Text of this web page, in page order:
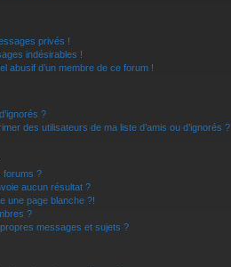
privés !
indésirables !
abusif d’un membre de ce forum !
?
des utilisateurs de ma liste d’amis ou d’ignorés ?
forums ?
aucun résultat ?
une page blanche ?!
?
messages et sujets ?